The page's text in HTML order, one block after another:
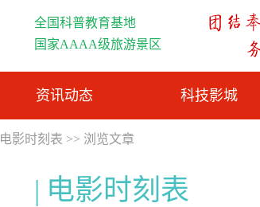
全国科普教育基地
国家AAAA级旅游景区
资讯动态 科技影城
电影时刻表 >> 浏览文章
电影时刻表